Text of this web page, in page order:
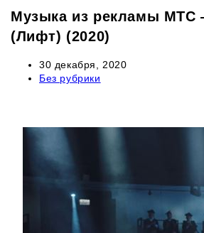
Музыка из рекламы МТС
(Лифт) (2020)
Запись
опубликована:
30 декабря, 2020
Рубрика
Без рубрики